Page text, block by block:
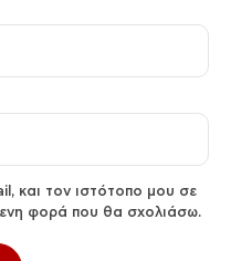
και τον ιστότοπο μου σε
φορά που θα σχολιάσω.